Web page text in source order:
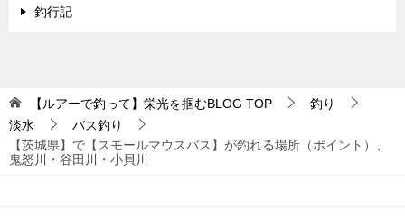
釣行記
【ルアーで釣って】栄光を掴むBLOG TOP
釣り
淡水
バス釣り
【茨城県】で【スモールマウスバス】が釣れる場所（ポイント）、
鬼怒川・谷田川・小貝川